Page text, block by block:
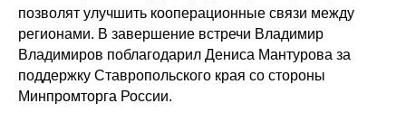
позволят улучшить кооперационные связи между
регионами. В завершение встречи Владимир
Владимиров поблагодарил Дениса Мантурова за
поддержку Ставропольского края со стороны
Минпромторга России.